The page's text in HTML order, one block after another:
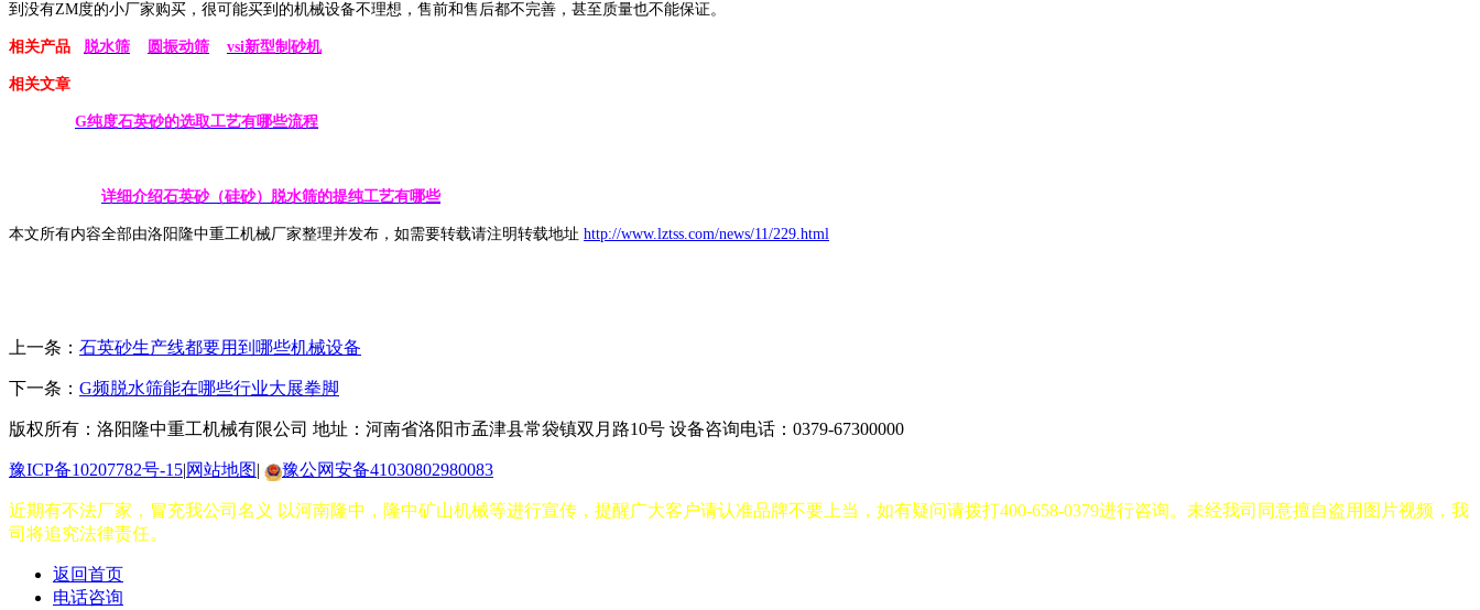
到没有ZM度的小厂家购买，很可能买到的机械设备不理想，售前和售后都不完善，甚至质量也不能保证。
相关产品 脱水筛 圆振动筛 vsi新型制砂机
相关文章
G纯度石英砂的选取工艺有哪些流程
详细介绍石英砂（硅砂）脱水筛的提纯工艺有哪些
本文所有内容全部由洛阳隆中重工机械厂家整理并发布，如需要转载请注明转载地址 http://www.lztss.com/news/11/229.html
上一条： 石英砂生产线都要用到哪些机械设备
下一条： G频脱水筛能在哪些行业大展拳脚
版权所有：洛阳隆中重工机械有限公司 地址：河南省洛阳市孟津县常袋镇双月路10号 设备咨询电话：0379-67300000
豫ICP备10207782号-15|网站地图| 豫公网安备41030802980083
近期有不法厂家，冒充我公司名义 以河南隆中，隆中矿山机械等进行宣传，提醒广大客户请认准品牌不要上当，如有疑问请拨打400-658-0379进行咨询。未经我司同意擅自盗用图片视频，我
司将追究法律责任。
返回首页
电话咨询